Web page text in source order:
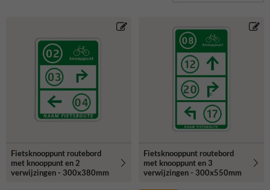
Fietsknooppunt routebord
met knooppunt en 2
verwijzingen - 300x380mm
Fietsknooppunt routebord
met knooppunt en 3
verwijzingen - 300x550mm